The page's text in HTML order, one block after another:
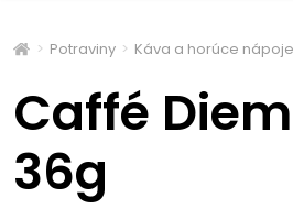
Potraviny Káva a horúce nápoje
Caffé
36g